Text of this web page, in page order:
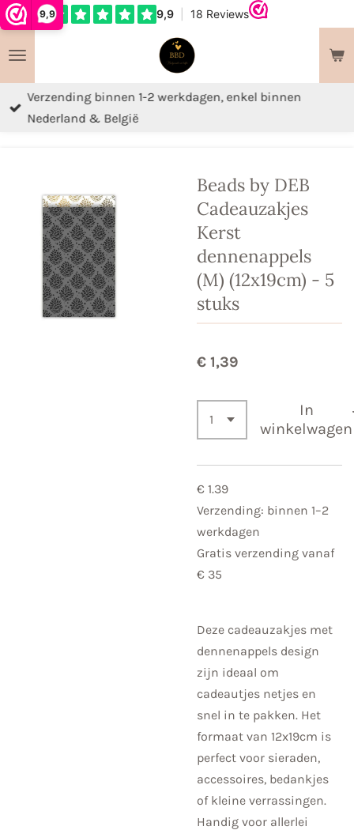
9,9
Ga
naar
de
hoofdinhoud
Verzending binnen 1-2 werkdagen, enkel binnen
Nederland & België
Beads by DEB
Cadeauzakjes
Kerst
dennenappels
(M) (12x19cm) - 5
stuks
€ 1,39
In
winkelwagen
€ 1.39
Verzending: binnen 1–2
werkdagen
Gratis verzending vanaf
€ 35
Deze cadeauzakjes met
dennenappels design
zijn ideaal om
cadeautjes netjes en
snel in te pakken. Het
formaat van 12x19cm is
perfect voor sieraden,
accessoires, bedankjes
of kleine verrassingen.
Handig voor allerlei